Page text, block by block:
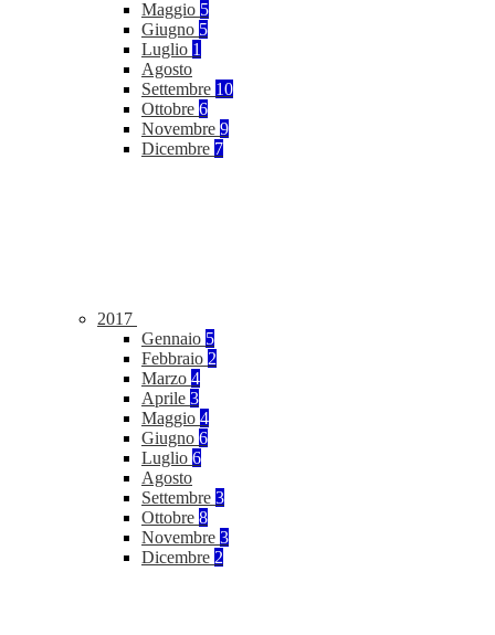
Maggio 5
Giugno 5
Luglio 1
Agosto
Settembre 10
Ottobre 6
Novembre 9
Dicembre 7
2017
Gennaio 5
Febbraio 2
Marzo 4
Aprile 3
Maggio 4
Giugno 6
Luglio 6
Agosto
Settembre 3
Ottobre 8
Novembre 3
Dicembre 2